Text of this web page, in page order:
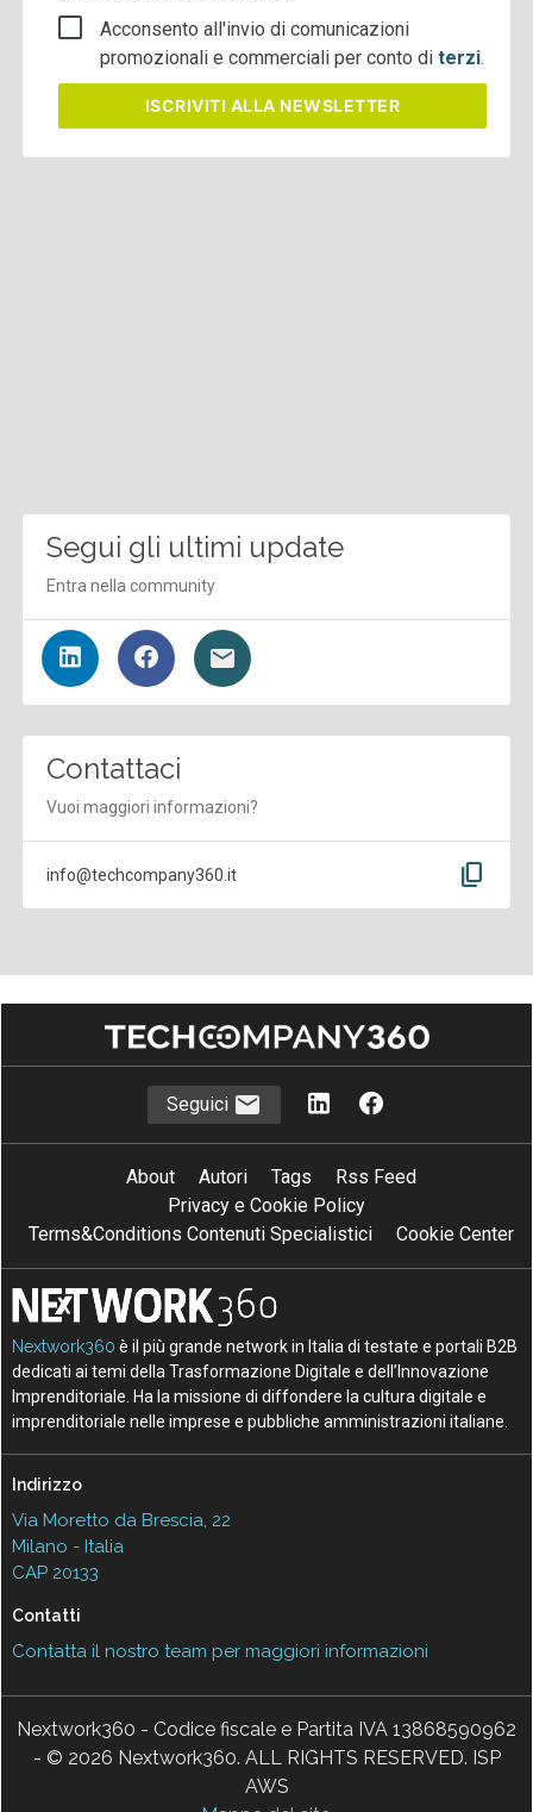
Acconsento all'invio di comunicazioni
promozionali e commerciali per conto diterzi.
ISCRIVITI ALLA NEWSLETTER
Segui gli ultimi update
Entra nella community
Contattaci
Vuoi maggiori informazioni?
info@techcompany360.it content_copy
Seguici
About Autori Tags
Rss Feed
Privacy e Cookie Policy
Terms&Conditions Contenuti Specialistici
Cookie Center
Nextwork360 è il più grande network in Italia di testate e portali B2B
dedicati ai temi della Trasformazione Digitale e dell’Innovazione
Imprenditoriale. Ha la missione di diffondere la cultura digitale e
imprenditoriale nelle imprese e pubbliche amministrazioni italiane.
Indirizzo
Via Moretto da Brescia, 22
Milano - Italia
CAP 20133
Contatti
Contatta il nostro team per maggiori informazioni
Nextwork360 - Codice fiscale e Partita IVA 13868590962
- © 2026 Nextwork360. ALL RIGHTS RESERVED. ISP
AWS